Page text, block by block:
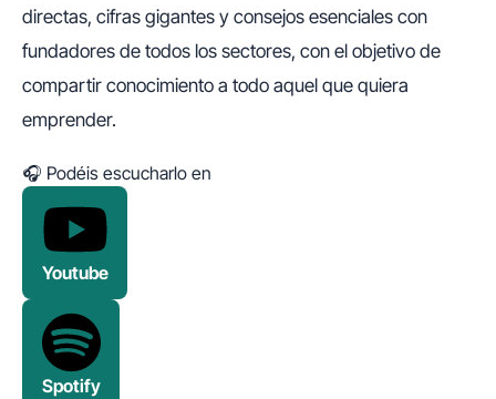
directas, cifras gigantes y consejos esenciales con
fundadores de todos los sectores, con el objetivo de
compartir conocimiento a todo aquel que quiera
emprender.
🎧 Podéis escucharlo en
Youtube
Spotify